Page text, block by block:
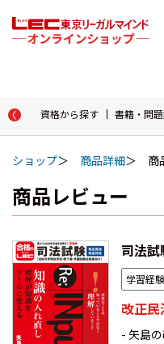
資格から探す 書籍・問
ショップ 商品詳細 商
商品レビュー
司法試
学習経
改正民
- 矢島